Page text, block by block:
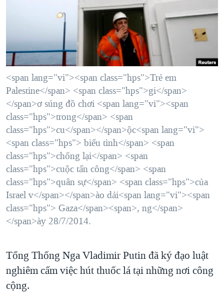
NGƯỜI VIỆT HẢI NGOẠI
KHOA HỌC
SỨC KHOẺ
VĂN HOÁ
THỂ THAO
GIÁO DỤC
HÀNH TRÌNH BẦU CỬ 2024
MỘT NĂM CHIẾN TRANH TẠI DẢI GAZA
GIẢI MÃ VÀNH ĐAI & CON ĐƯỜNG
NGÀY TỊ NẠN THẾ GIỚI
TRỊNH VĨNH BÌNH - NGƯỜI HẠ 'BÊN THẮNG CUỘC'
GROUND ZERO – XƯA VÀ NAY
CHI PHÍ CHIẾN TRANH AFGHANISTAN
CÁC GIÁ TRỊ CỘNG HÒA Ở VIỆT NAM
THƯỢNG ĐỈNH TRUMP-KIM TẠI VIỆT NAM
TRỊNH VĨNH BÌNH VS. CHÍNH PHỦ VIỆT NAM
NGƯ DÂN VIỆT VÀ LÀN SÓNG TRỘM HẢI SÂM
BÊN KIA QUỐC LỘ: TIẾNG VỌNG TỪ NÔNG THÔN MỸ
MẠNG XÃ HỘI
Ngôn ngữ khác
<span lang="vi"><span class="hps">Trẻ em
Palestine</span> <span class="hps">gi</span>
</span>ơ súng đồ chơi <span lang="vi"><span
class="hps">trong</span> <span
class="hps">cu</span></span>ộc<span lang="vi">
<span class="hps"> biểu tình</span> <span
class="hps">chống lại</span> <span
class="hps">cuộc tấn công</span> <span
class="hps">quân sự</span> <span class="hps">của
Israel v</span></span>ào dải<span lang="vi"><span
class="hps"> Gaza</span><span>, ng</span>
</span>ày 28/7/2014.
Tổng Thống Nga Vladimir Putin đã ký đạo luật
nghiêm cấm việc hút thuốc lá tại những nơi công
cộng.